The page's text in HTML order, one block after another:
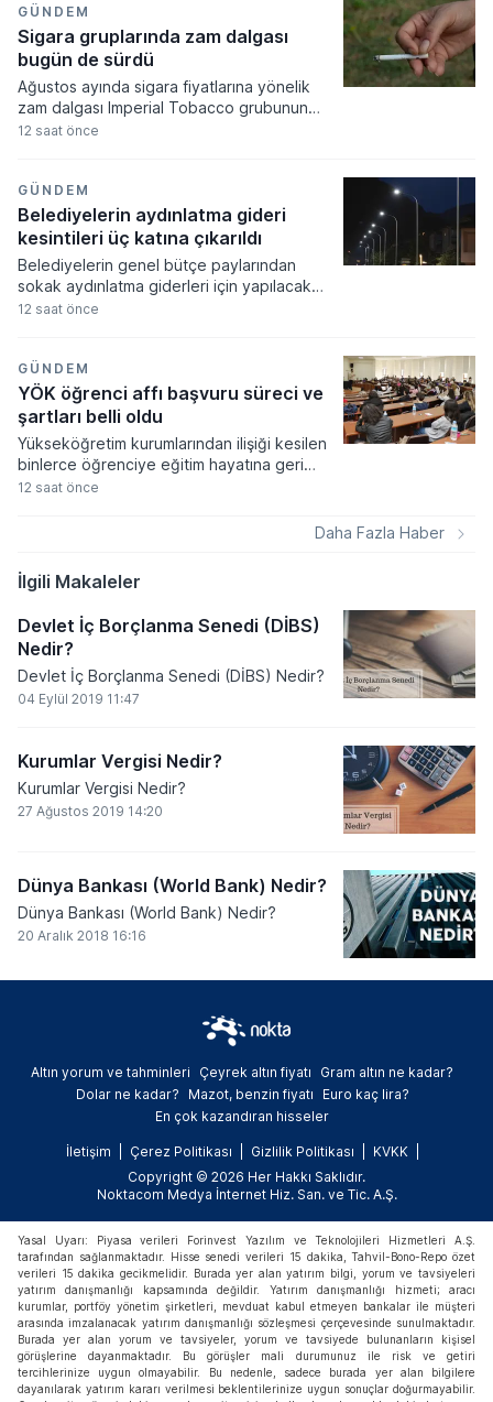
bölgelerde mevsim normallerinin üzerinde
seyretmesi öngörülürken, kuzey ve iç
kesimlerde sıcaklıkların normal seviyelerde
kalacağı tahmin ediliyor.
GÜNDEM
Sigara gruplarında zam dalgası
bugün de sürdü
Ağustos ayında sigara fiyatlarına yönelik
zam dalgası Imperial Tobacco grubunun
listesini güncellemesiyle yeni bir boyuta
sigara fiyatı 140 TL seviyesine dayandı.
12 saat önce
GÜNDEM
Belediyelerin aydınlatma gideri
kesintileri üç katına çıkarıldı
Belediyelerin genel bütçe paylarından
sokak aydınlatma giderleri için yapılacak
kesinti oranlarında önemli bir artışa gidildi.
karşılanması amacıyla yerel yönetimlerin
paylarından kesilecek tutarların oranı
önceki döneme kıyasla üç katına çıkarıldı.
12 saat önce
GÜNDEM
YÖK öğrenci affı başvuru süreci ve
şartları belli oldu
Yükseköğretim kurumlarından ilişiği kesilen
binlerce öğrenciye eğitim hayatına geri
dönme fırsatı tanıyan yeni yasal düzenleme
şartları sağlayan adaylar dört ay içinde
başvuru yaparak 2026-2027 akademik
12 saat önce
Daha Fazla Haber
İlgili Makaleler
Devlet İç Borçlanma Senedi (DİBS)
Nedir?
Devlet İç Borçlanma Senedi (DİBS) Nedir?
04 Eylül 2019 11:47
Kurumlar Vergisi Nedir?
Kurumlar Vergisi Nedir?
27 Ağustos 2019 14:20
Dünya Bankası (World Bank) Nedir?
Dünya Bankası (World Bank) Nedir?
20 Aralık 2018 16:16
Altın yorum ve tahminleri Çeyrek altın fiyatı
Gram altın ne kadar?
Dolar ne kadar?
Mazot, benzin fiyatı
Euro kaç lira?
En çok kazandıran hisseler
İletişim Çerez Politikası Gizlilik Politikası
KVKK
Copyright © 2026 Her Hakkı Saklıdır.
Noktacom Medya İnternet Hiz. San. ve Tic. A.Ş.
Yasal Uyarı: Piyasa verileri Forinvest Yazılım ve Teknolojileri Hizmetleri A.Ş.
tarafından sağlanmaktadır. Hisse senedi verileri 15 dakika, Tahvil-Bono-Repo özet
verileri 15 dakika gecikmelidir. Burada yer alan yatırım bilgi, yorum ve tavsiyeleri
yatırım danışmanlığı kapsamında değildir. Yatırım danışmanlığı hizmeti; aracı
kurumlar, portföy yönetim şirketleri, mevduat kabul etmeyen bankalar ile müşteri
arasında imzalanacak yatırım danışmanlığı sözleşmesi çerçevesinde sunulmaktadır.
Burada yer alan yorum ve tavsiyeler, yorum ve tavsiyede bulunanların kişisel
görüşlerine dayanmaktadır. Bu görüşler mali durumunuz ile risk ve getiri
tercihlerinize uygun olmayabilir. Bu nedenle, sadece burada yer alan bilgilere
dayanılarak yatırım kararı verilmesi beklentilerinize uygun sonuçlar doğurmayabilir.